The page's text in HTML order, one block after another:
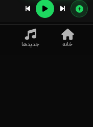
خانه جدیدها